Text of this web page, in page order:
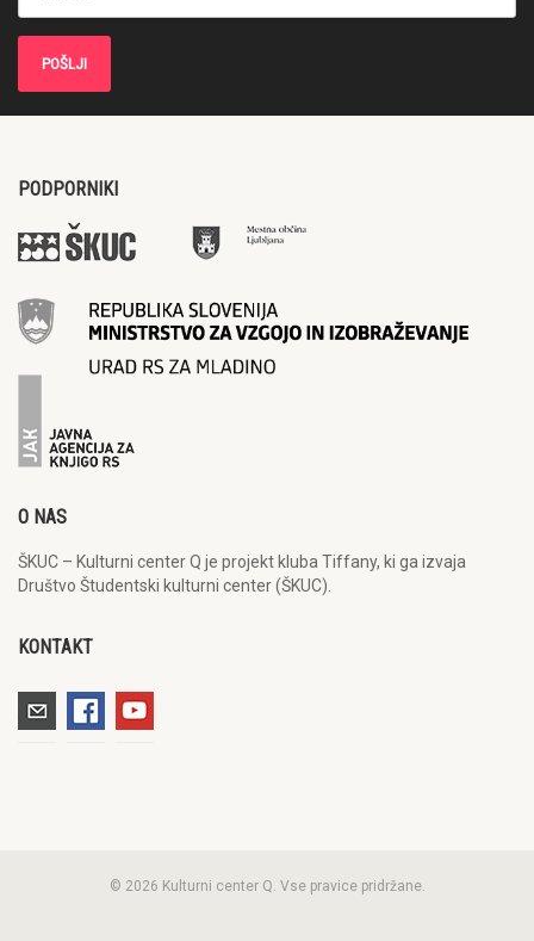
PODPORNIKI
O NAS
ŠKUC – Kulturni center Q je projekt kluba Tiffany, ki ga izvaja
Društvo Študentski kulturni center (ŠKUC).
KONTAKT
© 2026 Kulturni center Q. Vse pravice pridržane.